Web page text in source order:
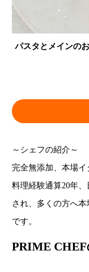
パスタとメインの
～シェフの紹介～
完全無添加、本場イ
料理経験通算20年
され、多くの方へ
です。
PRIME CHEF